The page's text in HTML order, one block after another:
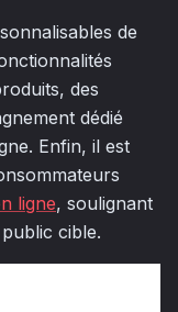
de
des
dédié
Enfin, il est
ligne, soulignant
cible.